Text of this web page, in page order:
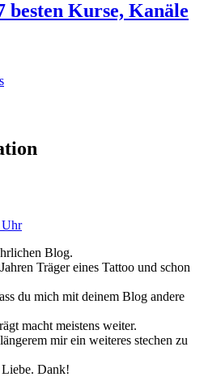
besten Kurse, Kanäle
Uhr
Blog.
Träger eines Tattoo und schon
du mich mit deinem Blog andere
macht meistens weiter.
mir ein weiteres stechen zu
Dank!